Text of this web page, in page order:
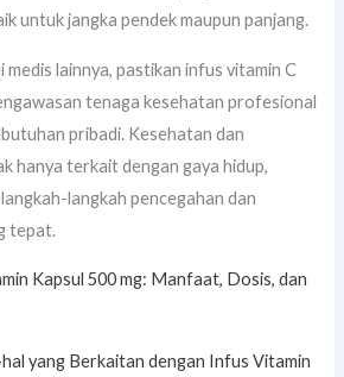
untuk jangka pendek maupun panjang.
lainnya, pastikan infus vitamin C
tenaga kesehatan profesional
pribadi. Kesehatan dan
hanya terkait dengan gaya hidup,
langkah pencegahan dan
tepat.
Kapsul 500 mg: Manfaat, Dosis, dan
yang Berkaitan dengan Infus Vitamin